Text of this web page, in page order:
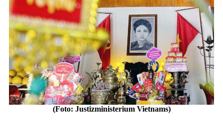
(Foto: Justizministerium Vietnams)